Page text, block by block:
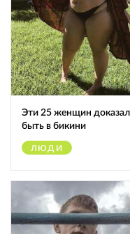
Эти 25 женщин
быть в бикини
ЛЮДИ